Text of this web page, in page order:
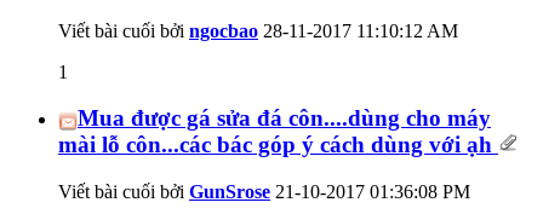
Viết bài cuối bởi ngocbao 28-11-2017 11:10:12 AM
1
Mua được gá sửa đá côn....dùng cho máy
mài lỗ côn...các bác góp ý cách dùng với ạh
Viết bài cuối bởi GunSrose 21-10-2017 01:36:08 PM